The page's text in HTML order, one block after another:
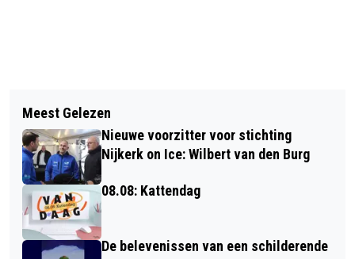
WORDT HET NET ZO MOOI ALS IN
1988
BIJENVOLK MET DUIZENDEN BIJEN
ZOEKT MOOIE PLEK
Meest Gelezen
Nieuwe voorzitter voor stichting
Nijkerk on Ice: Wilbert van den Burg
08.08: Kattendag
De belevenissen van een schilderende